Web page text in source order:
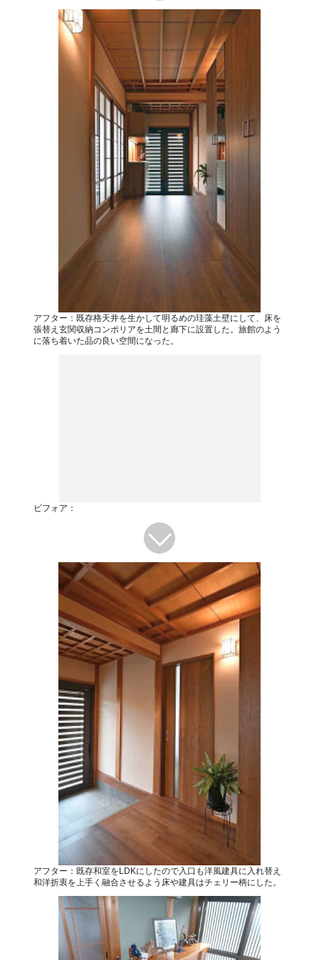
アフター：既存格天井を生かして明るめの珪藻土壁にして、床を
張替え玄関収納コンポリアを土間と廊下に設置した。旅館のよう
に落ち着いた品の良い空間になった。
ビフォア：
アフター：既存和室をLDKにしたので入口も洋風建具に入れ替え
和洋折衷を上手く融合させるよう床や建具はチェリー柄にした。